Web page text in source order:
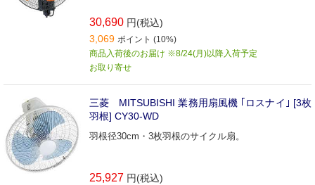
30,690 円(税込)
3,069 ポイント (10%)
商品入荷後のお届け ※8/24(月)以降入荷予定
お取り寄せ
三菱 MITSUBISHI 業務用扇風機 ｢ロスナイ｣ [3枚
羽根] CY30-WD
羽根径30cm・3枚羽根のサイクル扇。
25,927 円(税込)